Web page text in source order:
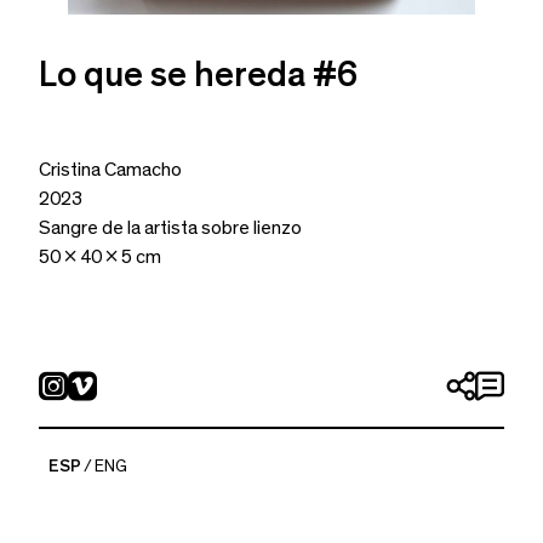
Lo que se hereda #6
Cristina Camacho
2023
Sangre de la artista sobre lienzo
50 x 40 x 5 cm
ESP ENG